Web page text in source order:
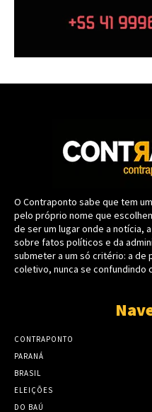
O Contraponto sabe que tem
pelo próprio nome que
de ser um lugar onde a notícia,
sobre fatos políticos e da
submeter a um só critério: a
coletivo, nunca se confundindo
CONTRAPONTO
PARANÁ
BRASIL
ELEIÇÕES
DO BAÚ